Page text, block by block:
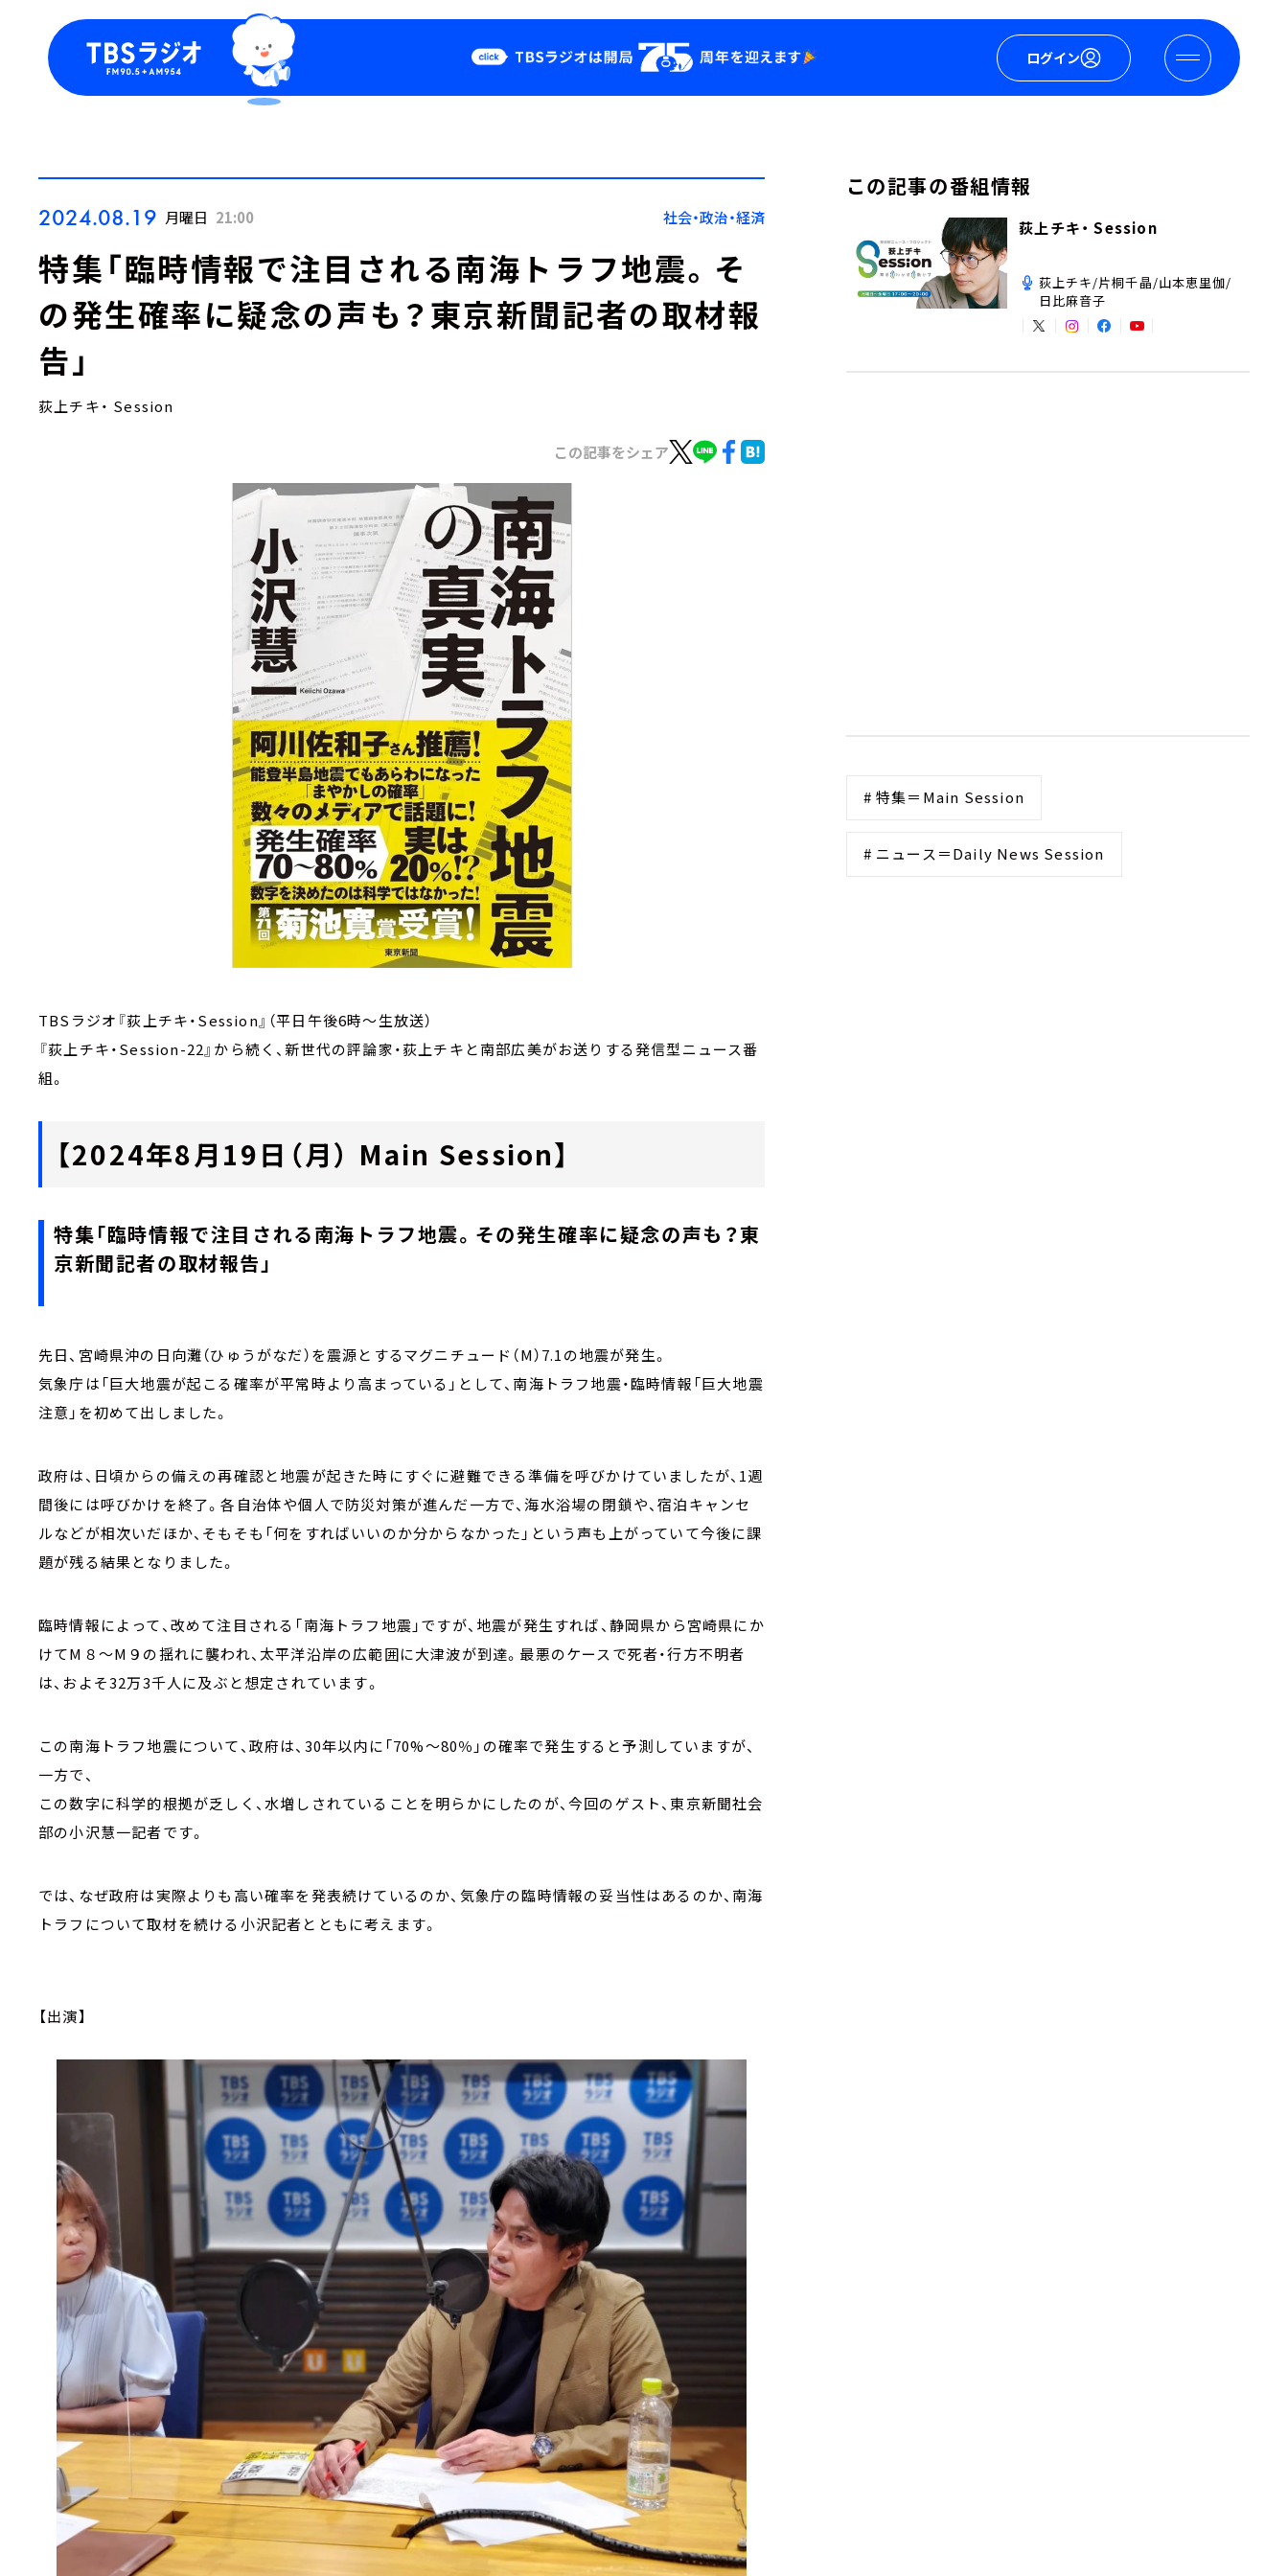
ログイン
Podcast
YouTube
会社情報
2024.08.19 月曜日 21:00 社会・政治・経済
特集「臨時情報で注目される南海トラフ地震。そ
の発生確率に疑念の声も？東京新聞記者の取材報
告」
荻上チキ・ Session
この記事をシェア
TBSラジオ『荻上チキ・Session』（平日午後6時～生放送）
『荻上チキ・Session-22』から続く、新世代の評論家・荻上チキと南部広美がお送りする発信型ニュース番
組。
【2024年8月19日（月） Main Session】
特集「臨時情報で注目される南海トラフ地震。その発生確率に疑念の声も？東
京新聞記者の取材報告」
先日、宮崎県沖の日向灘（ひゅうがなだ）を震源とするマグニチュード（M）7.1の地震が発生。
気象庁は「巨大地震が起こる確率が平常時より高まっている」として、南海トラフ地震・臨時情報「巨大地震
注意」を初めて出しました。
政府は、日頃からの備えの再確認と地震が起きた時にすぐに避難できる準備を呼びかけていましたが、1週
間後には呼びかけを終了。各自治体や個人で防災対策が進んだ一方で、海水浴場の閉鎖や、宿泊キャンセ
ルなどが相次いだほか、そもそも「何をすればいいのか分からなかった」という声も上がっていて今後に課
題が残る結果となりました。
臨時情報によって、改めて注目される「南海トラフ地震」ですが、地震が発生すれば、静岡県から宮崎県にか
けてM８～M９の揺れに襲われ、太平洋沿岸の広範囲に大津波が到達。最悪のケースで死者・行方不明者
は、およそ32万3千人に及ぶと想定されています。
この南海トラフ地震について、政府は、30年以内に「70%～80％」の確率で発生すると予測していますが、
一方で、
この数字に科学的根拠が乏しく、水増しされていることを明らかにしたのが、今回のゲスト、東京新聞社会
部の小沢慧一記者です。
では、なぜ政府は実際よりも高い確率を発表続けているのか、気象庁の臨時情報の妥当性はあるのか、南海
トラフについて取材を続ける小沢記者とともに考えます。
【出演】
この記事の番組情報
荻上チキ・ Session
荻上チキ/片桐千晶/山本恵里伽/
日比麻音子
# 特集＝Main Session
# ニュース＝Daily News Session